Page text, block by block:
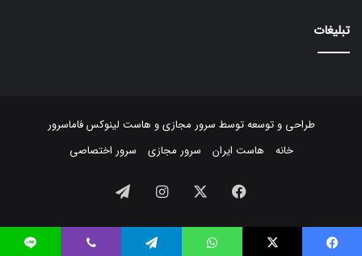
تبلیغات
طراحی و توسعه توسط سرور مجازیو هاست لینوکسفاماسرور
خانه
هاست ایران سرور مجازی سرور اختصاصی
فیسبوک ایکس اینستاگرام